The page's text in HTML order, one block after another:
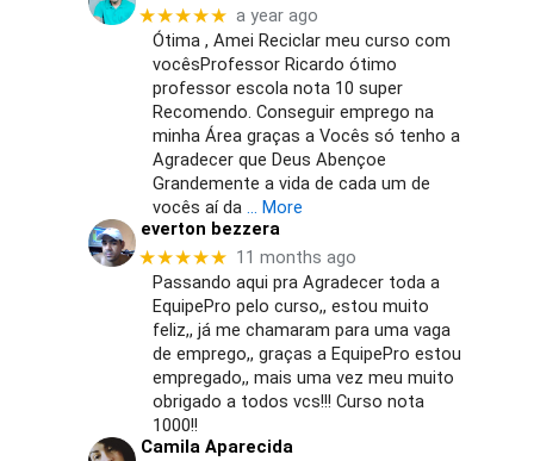
★★★★★ a year ago
Ótima , Amei Reciclar meu curso com
vocêsProfessor Ricardo ótimo
professor escola nota 10 super
Recomendo. Conseguir emprego na
minha Área graças a Vocês só tenho a
Agradecer que Deus Abençoe
Grandemente a vida de cada um de
vocês aí da … More
everton bezzera
★★★★★ 11 months ago
Passando aqui pra Agradecer toda a
EquipePro pelo curso,, estou muito
feliz,, já me chamaram para uma vaga
de emprego,, graças a EquipePro estou
empregado,, mais uma vez meu muito
obrigado a todos vcs!!! Curso nota
1000!!
Camila Aparecida